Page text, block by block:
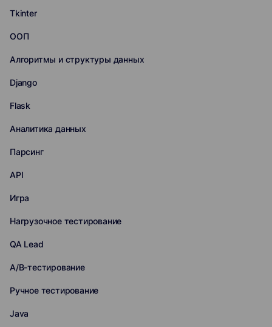
Tkinter
ООП
Алгоритмы и структуры данных
Django
Flask
Аналитика данных
Парсинг
API
Игра
Нагрузочное тестирование
QA Lead
A/B-тестирование
Ручное тестирование
Java